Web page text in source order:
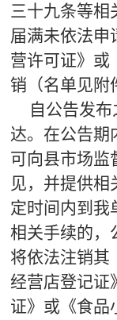
三十九条等相
届满未依法申
营许可证》或
销（名单见附
自公告发
达。在公告期
可向县市场监
见，并提供相
定时间内到我
相关手续的，
将依法注销其
经营店登记证
证》或《食品